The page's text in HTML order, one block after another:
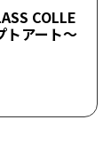
COLLE
トアート～